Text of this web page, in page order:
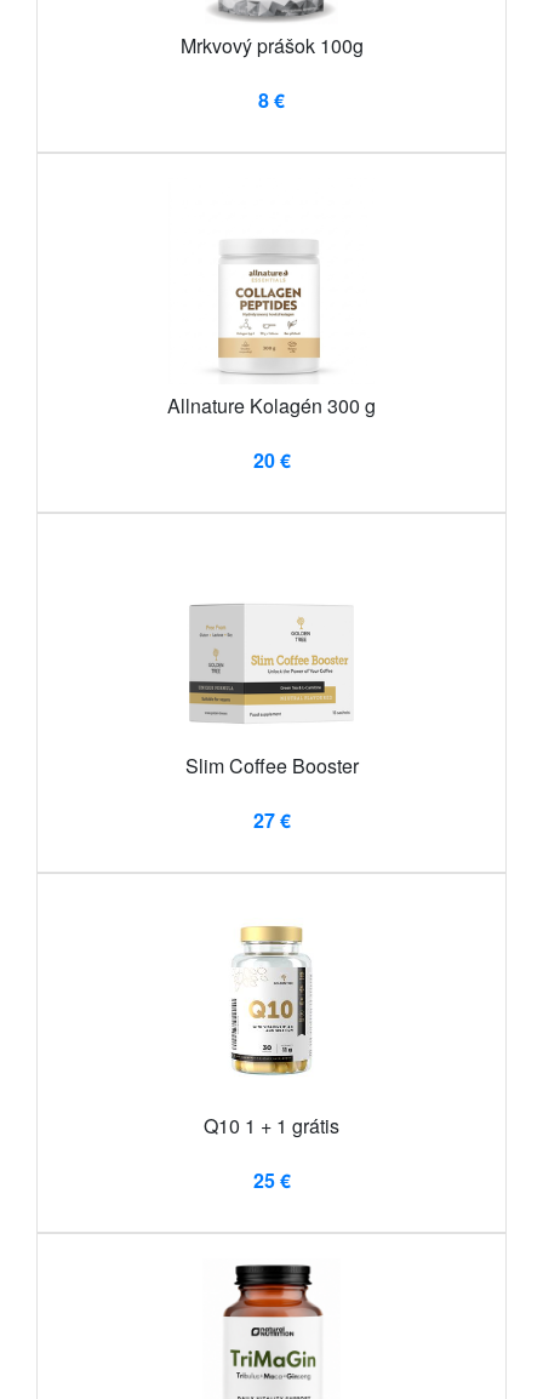
Mrkvový prášok 100g
8 €
Allnature Kolagén 300 g
20 €
Slim Coffee Booster
27 €
Q10 1 + 1 grátis
25 €